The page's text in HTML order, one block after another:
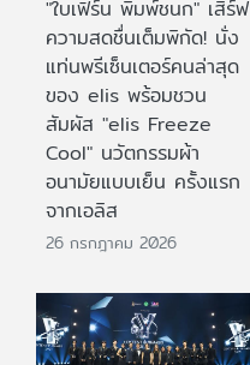
"ใบเฟิร์น พิมพ์ชนก" เสิร์ฟ
ความสดชื่นเต็มพิกัด! นั่ง
แท่นพรีเซ็นเตอร์คนล่าสุด
ของ elis พร้อมชวน
สัมผัส "elis Freeze
Cool" นวัตกรรมผ้า
อนามัยแบบเย็น ครั้งแรก
จากเอลิส
26 กรกฎาคม 2026